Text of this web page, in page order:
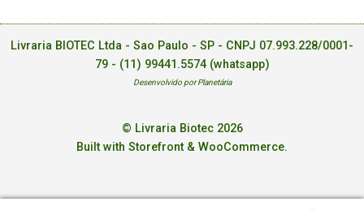
Livraria BIOTEC Ltda - Sao Paulo - SP - CNPJ 07.993.228/0001-
79 - (11) 99441.5574 (whatsapp)
Desenvolvido por Planetária
© Livraria Biotec 2026
Built with Storefront & WooCommerce.